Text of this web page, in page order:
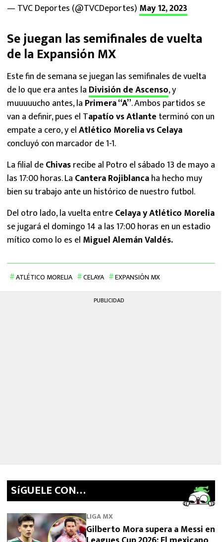
— TVC Deportes (@TVCDeportes) May 12, 2023
Se juegan las semifinales de vuelta
de la Expansión MX
Este fin de semana se juegan las semifinales de vuelta
de lo que era antes la División de Ascenso, y
muuuuucho antes, la Primera “A”. Ambos partidos se
van a definir, pues el Tapatío vs Atlante terminó con un
empate a cero, y elAtlético Morelia vs Celaya
concluyó con marcador de 1-1.
La filial deChivasrecibe al Potro el sábado 13 de mayo a
las 17:00 horas. La Cantera Rojiblancaha hecho muy
bien su trabajo ante un histórico de nuestro futbol.
Del otro lado, la vuelta entreCelaya y Atlético Morelia
se jugará el domingo 14 a las 17:00 horas en un estadio
mítico como lo es el Miguel Alemán Valdés.
ATLÉTICO MORELIA CELAYA EXPANSIÓN MX
PUBLICIDAD
SíGUELE CON…
LIGA MX
Gilberto Mora supera a Messi en